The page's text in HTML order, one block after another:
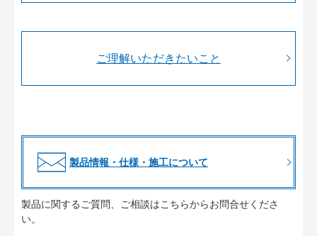
ご理解いただきたいこと
製品情報・仕様・施工について
製品に関するご質問、ご相談はこちらからお問合せくださ
い。